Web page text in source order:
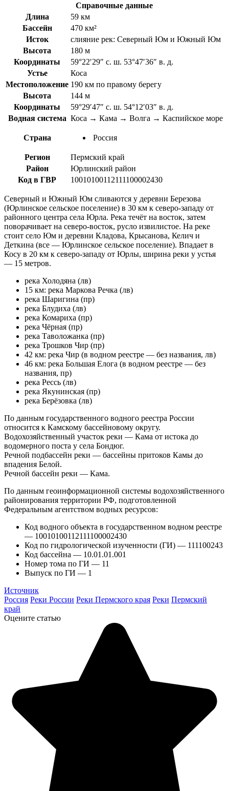
Справочные данные
Длина
59 км
Бассейн
470 км²
Исток
слияние рек: Северный Юм и Южный Юм
Высота
180 м
Координаты
59°22′29″ с. ш. 53°47′36″ в. д.
Устье
Коса
Местоположение 190 км по правому берегу
Высота
144 м
Координаты
59°29′47″ с. ш. 54°12′03″ в. д.
Водная система Коса → Кама → Волга → Каспийское море
Страна Россия
Регион
Пермский край
Район
Юрлинский район
Код в ГВР
10010100112111100002430
Северный и Южный Юм сливаются у деревни Березова
(Юрлинское сельское поселение) в 30 км к северо-западу от
районного центра села Юрла. Река течёт на восток, затем
поворачивает на северо-восток, русло извилистое. На реке
стоит село Юм и деревни Кладова, Крысанова, Келич и
Деткина (все — Юрлинское сельское поселение). Впадает в
Косу в 20 км к северо-западу от Юрлы, ширина реки у устья
— 15 метров.
река Холодяна (лв)
15 км: река Маркова Речка (лв)
река Шаригина (пр)
река Блудиха (лв)
река Комариха (пр)
река Чёрная (пр)
река Таволожанка (пр)
река Трошков Чир (пр)
42 км: река Чир (в водном реестре — без названия, лв)
46 км: река Большая Елога (в водном реестре — без
названия, пр)
река Рессь (лв)
река Якунинская (пр)
река Берёзовка (лв)
По данным государственного водного реестра России
относится к Камскому бассейновому округу.
Водохозяйственный участок реки — Кама от истока до
водомерного поста у села Бондюг.
Речной подбассейн реки — бассейны притоков Камы до
впадения Белой.
Речной бассейн реки — Кама.
По данным геоинформационной системы водохозяйственного
районирования территории РФ, подготовленной
Федеральным агентством водных ресурсов:
Код водного объекта в государственном водном реестре
— 10010100112111100002430
Код по гидрологической изученности (ГИ) — 111100243
Код бассейна — 10.01.01.001
Номер тома по ГИ — 11
Выпуск по ГИ — 1
Источник
Россия Реки России Реки Пермского края Реки Пермский
край
Оцените статью